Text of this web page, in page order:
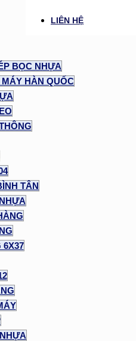
LIÊN HỆ
BỌC NHỰA
HÀN QUỐC
TÂN
6X37